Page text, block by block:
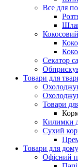
Все для
Секатор
Товари для
Товари
Килимки
Сухий
Товари для дому
Офісний